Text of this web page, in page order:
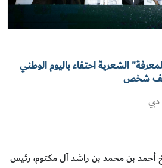
الشعرية احتفاء باليوم الوطني
أحمد بن محمد بن راشد آل مكتوم، رئيس